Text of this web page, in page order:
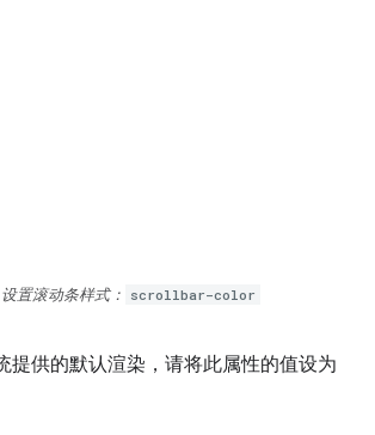
置滚动条样式： scrollbar-color
提供的默认渲染，请将此属性的值设为